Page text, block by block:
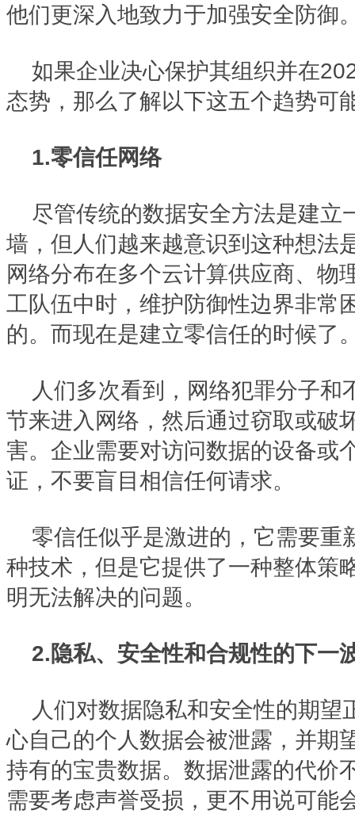
他们更深入地致力于加强安全防御
如果企业决心保护其组织并在
态势，那么了解以下这五个趋势可
1.零信任网络
尽管传统的数据安全方法是建立
墙，但人们越来越意识到这种想法
网络分布在多个云计算供应商、物
工队伍中时，维护防御性边界非常
的。而现在是建立零信任的时候了
人们多次看到，网络犯罪分子和
节来进入网络，然后通过窃取或破
害。企业需要对访问数据的设备或
证，不要盲目相信任何请求。
零信任似乎是激进的，它需要重
种技术，但是它提供了一种整体策
明无法解决的问题。
2.隐私、安全性和合规性的下一
人们对数据隐私和安全性的期望
心自己的个人数据会被泄露，并期
持有的宝贵数据。数据泄露的代价
需要考虑声誉受损，更不用说可能